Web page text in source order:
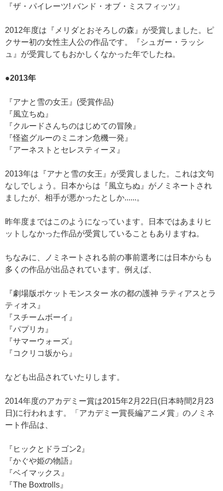
『ザ・パイレーツ! バンド・オブ・ミスフィッツ』
2012年度は『メリダとおそろしの森』が受賞しました。ピ
クサー初の女性主人公の作品です。『シュガー・ラッシ
ュ』が受賞してもおかしくなかった年でしたね。
●2013年
『アナと雪の女王』(受賞作品)
『風立ちぬ』
『クルードさんちのはじめての冒険』
『怪盗グルーのミニオン危機一発』
『アーネストとセレスティーヌ』
2013年は『アナと雪の女王』が受賞しました。これは文句
なしでしょう。日本からは『風立ちぬ』がノミネートされ
ましたが、相手が悪かったとしか......。
昨年度まではこのようになっています。日本ではあまりヒ
ットしなかった作品が受賞していることもありますね。
ちなみに、ノミネートされる前の事前選考には日本からも
多くの作品が出品されています。例えば、
『劇場版ポケットモンスター 水の都の護神 ラティアスとラ
ティオス』
『スチームボーイ』
『パプリカ』
『サマーウォーズ』
『コクリコ坂から』
なども出品されていたりします。
2014年度のアカデミー賞は2015年2月22日(日本時間2月23
日)に行われます。「アカデミー賞長編アニメ賞」のノミネ
ート作品は、
『ヒックとドラゴン2』
『かぐや姫の物語』
『ベイマックス』
『The Boxtrolls』